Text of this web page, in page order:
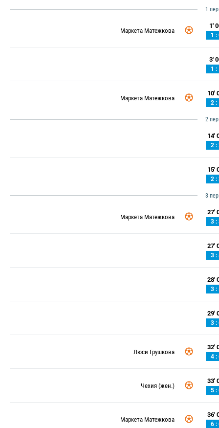
1
Маркета Матежкова
1'
1 :
3'
1 :
Маркета Матежкова
10'
2 :
2
14'
2 :
15'
2 :
3
Маркета Матежкова
27'
3 :
27'
3 :
28'
3 :
29'
3 :
Люси Грушкова
32'
4 :
Чехия (жен.)
33'
5 :
Маркета Матежкова
36'
6 :